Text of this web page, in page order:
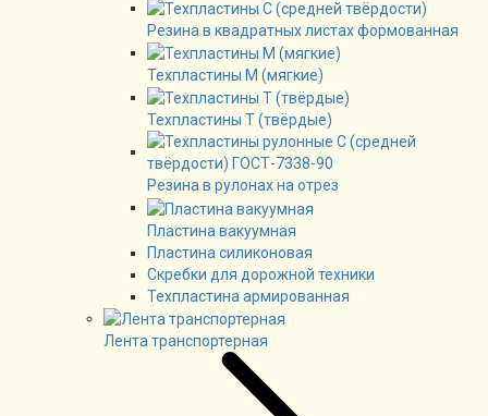
Резина в квадратных листах формованная
Техпластины М (мягкие)
Техпластины Т (твёрдые)
Резина в рулонах на отрез
Пластина вакуумная
Пластина силиконовая
Скребки для дорожной техники
Техпластина армированная
Лента транспортерная